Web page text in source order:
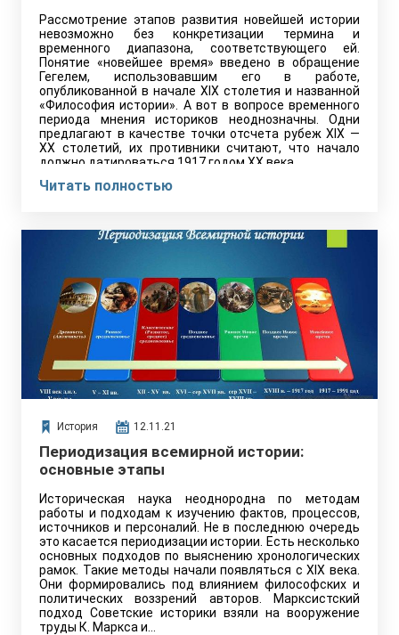
Рассмотрение этапов развития новейшей истории
невозможно без конкретизации термина и
временного диапазона, соответствующего ей.
Понятие «новейшее время» введено в обращение
Гегелем, использовавшим его в работе,
опубликованной в начале XIX столетия и названной
«Философия истории». А вот в вопросе временного
периода мнения историков неоднозначны. Одни
предлагают в качестве точки отсчета рубеж XIX —
XX столетий, их противники считают, что начало
должно датироваться 1917 годом XX века.
Читать полностью
История 12.11.21
Периодизация всемирной истории:
основные этапы
Историческая наука неоднородна по методам
работы и подходам к изучению фактов, процессов,
источников и персоналий. Не в последнюю очередь
это касается периодизации истории. Есть несколько
основных подходов по выяснению хронологических
рамок. Такие методы начали появляться с XIX века.
Они формировались под влиянием философских и
политических воззрений авторов. Марксистский
подход Советские историки взяли на вооружение
труды К. Маркса и…